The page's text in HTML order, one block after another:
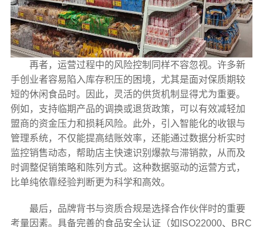
再者，运营过程中的风险控制同样不容忽视。许多新
手创业者容易陷入库存积压的困境，尤其是面对保质期较
短的休闲食品时。因此，灵活的供货机制显得尤为重要。
例如，支持临期产品的调换或退货政策，可以有效减轻加
盟商的资金压力和损耗风险。此外，引入智能化的收银与
管理系统，不仅能提高结账效率，还能通过数据分析实时
监控销售动态，帮助店主快速识别爆款与滞销款，从而及
时调整促销策略和陈列方式。这种数据驱动的运营方式，
比单纯依靠经验判断更为科学和高效。
最后，品牌背书与资质合规是选择合作伙伴时的重要
考量因素。具备完善的食品安全认证（如ISO22000、BRC